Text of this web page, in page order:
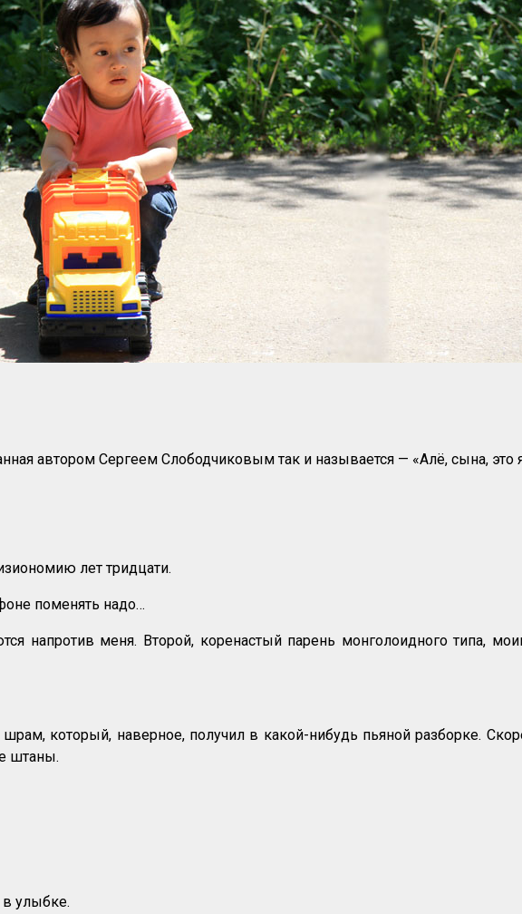
автором Сергеем Слободчиковым так и называется — «Алё, сына, это
лет тридцати.
поменять надо…
напротив меня. Второй, коренастый парень монголоидного типа,
который, наверное, получил в какой-нибудь пьяной разборке.
штаны.
в улыбке.